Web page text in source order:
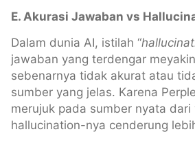
E. Akurasi Jawaban vs
Dalam dunia AI, istilah “
jawaban yang terdengar
sebenarnya tidak akurat atau
sumber yang jelas. Karena
merujuk pada sumber nyata
hallucination-nya cenderung